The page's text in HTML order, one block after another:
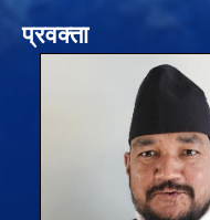
प्रवक्ता